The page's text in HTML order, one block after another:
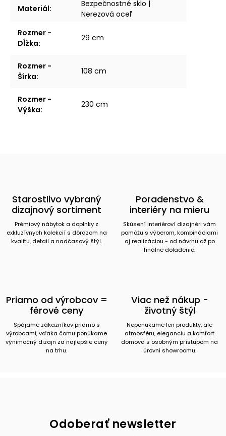
Materiál:
Bezpečnostné sklo |
Nerezová oceľ
Rozmer -
Dĺžka:
29 cm
Rozmer -
Šírka:
108 cm
Rozmer -
Výška:
230 cm
Starostlivo vybraný
dizajnový sortiment
Prémiový nábytok a doplnky z
exkluzívnych kolekcií s dôrazom na
kvalitu, detail a nadčasový štýl.
Poradenstvo &
interiéry na mieru
Skúsení interiéroví dizajnéri vám
pomôžu s výberom, kombináciami
aj realizáciou - od návrhu až po
finálne doladenie.
Priamo od výrobcov =
férové ceny
Spájame zákazníkov priamo s
výrobcami, vďaka čomu ponúkame
výnimočný dizajn za najlepšie ceny
na trhu.
Viac než nákup -
životný štýl
Neponúkame len produkty, ale
atmosféru, eleganciu a komfort
domova s osobným prístupom na
úrovni showroomu.
Odoberať newsletter